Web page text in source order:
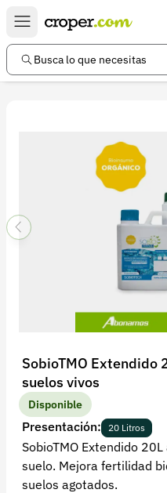
Busca lo que necesitas
SobioTMO Extendido
suelos vivos
Disponible
Presentación: 20 Litros
SobioTMO Extendido
suelo. Mejora fertilidad
suelos agotados.
Enlaces de interés
Preguntas frecuentes
Información legal
Términos y condiciones
Política de devoluciones
Política de privacidad
Recuperar contraseña
Contacto
Soporte
+57 323 2931928
contacto@croper.com